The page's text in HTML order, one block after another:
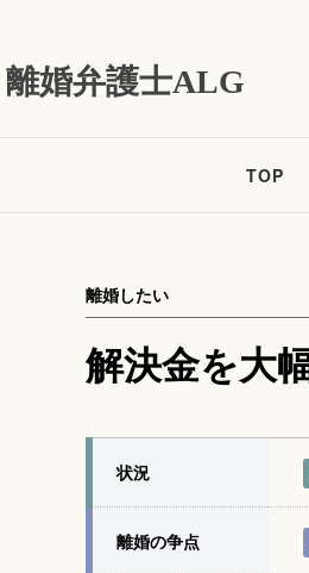
離婚弁護士ALG
TOP
解決金を大
離婚したい
状況
離婚の争点